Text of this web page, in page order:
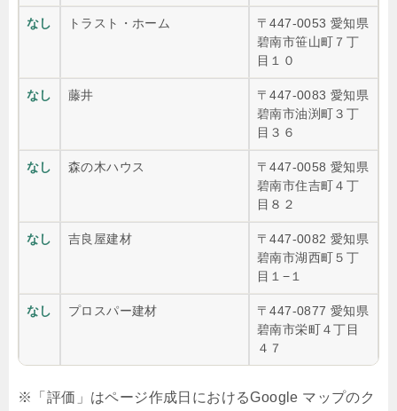
なし トラスト・ホーム
〒447-0053 愛知県
碧南市笹山町７丁
目１０
なし 藤井
〒447-0083 愛知県
碧南市油渕町３丁
目３６
なし 森の木ハウス
〒447-0058 愛知県
碧南市住吉町４丁
目８２
なし 吉良屋建材
〒447-0082 愛知県
碧南市湖西町５丁
目１−１
なし プロスパー建材
〒447-0877 愛知県
碧南市栄町４丁目
４７
※「評価」はページ作成日におけるGoogle マップのク